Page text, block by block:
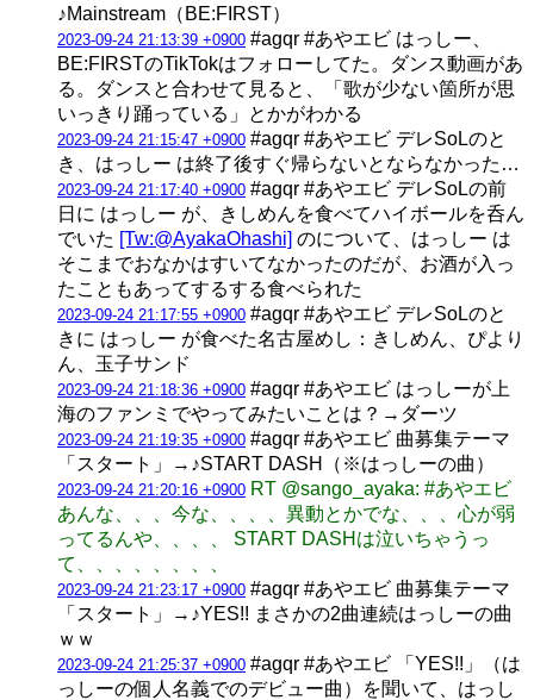
♪Mainstream（BE:FIRST）
2023-09-24 21:13:39 +0900 #agqr #あやエビ はっしー、
BE:FIRSTのTikTokはフォローしてた。ダンス動画があ
る。ダンスと合わせて見ると、「歌が少ない箇所が思
いっきり踊っている」とかがわかる
2023-09-24 21:15:47 +0900 #agqr #あやエビ デレSoLのと
き、はっしー は終了後すぐ帰らないとならなかった…
2023-09-24 21:17:40 +0900 #agqr #あやエビ デレSoLの前
日に はっしー が、きしめんを食べてハイボールを呑ん
でいた [Tw:@AyakaOhashi] のについて、はっしー は
そこまでおなかはすいてなかったのだが、お酒が入っ
たこともあってするする食べられた
2023-09-24 21:17:55 +0900 #agqr #あやエビ デレSoLのと
きに はっしー が食べた名古屋めし：きしめん、ぴより
ん、玉子サンド
2023-09-24 21:18:36 +0900 #agqr #あやエビ はっしーが上
海のファンミでやってみたいことは？→ダーツ
2023-09-24 21:19:35 +0900 #agqr #あやエビ 曲募集テーマ
「スタート」→♪START DASH（※はっしーの曲）
2023-09-24 21:20:16 +0900 RT @sango_ayaka: #あやエビ
あんな、、、今な、、、、異動とかでな、、、心が弱
ってるんや、、、、 START DASHは泣いちゃうっ
て、、、、、、、、
2023-09-24 21:23:17 +0900 #agqr #あやエビ 曲募集テーマ
「スタート」→♪YES!! まさかの2曲連続はっしーの曲
ｗｗ
2023-09-24 21:25:37 +0900 #agqr #あやエビ 「YES!!」（は
っしーの個人名義でのデビュー曲）を聞いて、はっし